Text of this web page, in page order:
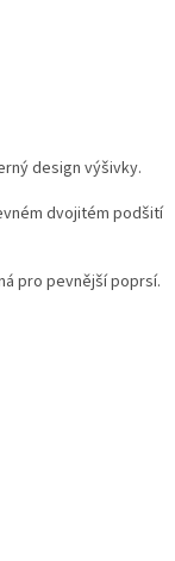
design výšivky.
dvojitém podšití
pro pevnější poprsí.